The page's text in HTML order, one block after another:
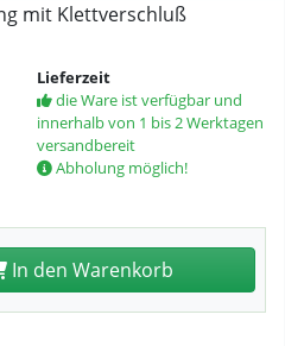
mit Klettverschluß
Lieferzeit
die Ware ist verfügbar und
innerhalb von 1 bis 2 Werktagen
versandbereit
Abholung möglich!
In den Warenkorb